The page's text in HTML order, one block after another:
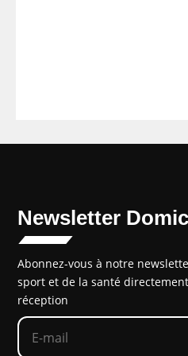
Newsletter
Abonnez-vous à notre
sport et de la santé
réception